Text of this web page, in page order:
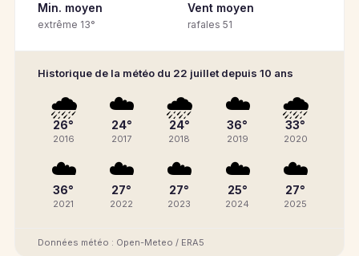
Min. moyen
extrême 13°
Vent moyen
rafales 51
Historique de la météo du 22 juillet depuis 10 ans
🌧️
26°
2016
☁️
24°
2017
🌧️
24°
2018
☁️
36°
2019
🌧️
33°
2020
☁️
36°
2021
☁️
27°
2022
☁️
27°
2023
☁️
25°
2024
☁️
27°
2025
Données météo : Open-Meteo / ERA5